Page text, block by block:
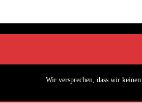
Wir versprechen, dass wir